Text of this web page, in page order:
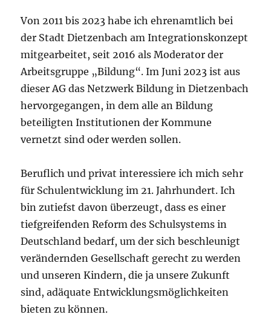
Von 2011 bis 2023 habe ich ehrenamtlich bei
der Stadt Dietzenbach am Integrationskonzept
mitgearbeitet, seit 2016 als Moderator der
Arbeitsgruppe „Bildung“. Im Juni 2023 ist aus
dieser AG das Netzwerk Bildung in Dietzenbach
hervorgegangen, in dem alle an Bildung
beteiligten Institutionen der Kommune
vernetzt sind oder werden sollen.
Beruflich und privat interessiere ich mich sehr
für Schulentwicklung im 21. Jahrhundert. Ich
bin zutiefst davon überzeugt, dass es einer
tiefgreifenden Reform des Schulsystems in
Deutschland bedarf, um der sich beschleunigt
verändernden Gesellschaft gerecht zu werden
und unseren Kindern, die ja unsere Zukunft
sind, adäquate Entwicklungsmöglichkeiten
bieten zu können.